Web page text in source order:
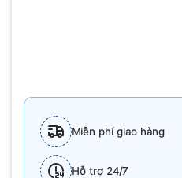
Miễn phí giao hàng
Hỗ trợ 24/7